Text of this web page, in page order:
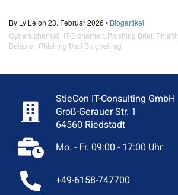
By Ly Le on 23. Februar 2026 • Blogartikel
Cybersicherheit IT-Sicherheit Phishing Brief
Beispiel Phishing Mail Blogbeitrag
StieCon IT-Consulting GmbH
Groß-Gerauer Str. 1
64560 Riedstadt
Mo. - Fr. 09:00 - 17:00 Uhr
+49-6158-747700